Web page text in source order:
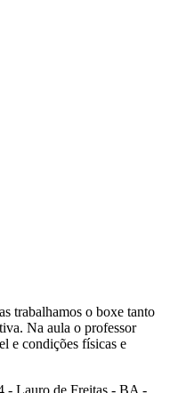
trabalhamos o boxe tanto
Na aula o professor
e condições físicas e
- Lauro de Freitas - BA -